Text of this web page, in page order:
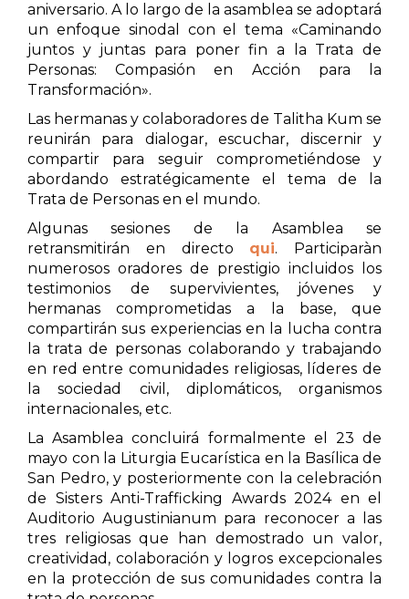
aniversario. A lo largo de la asamblea se adoptará
un enfoque sinodal con el tema «Caminando
juntos y juntas para poner fin a la Trata de
Personas: Compasión en Acción para la
Transformación».
Las hermanas y colaboradores de Talitha Kum se
reunirán para dialogar, escuchar, discernir y
compartir para seguir comprometiéndose y
abordando estratégicamente el tema de la
Trata de Personas en el mundo.
Algunas sesiones de la Asamblea se
retransmitirán en directo qui. Participaràn
numerosos oradores de prestigio incluidos los
testimonios de supervivientes, jóvenes y
hermanas comprometidas a la base, que
compartirán sus experiencias en la lucha contra
la trata de personas colaborando y trabajando
en red entre comunidades religiosas, líderes de
la sociedad civil, diplomáticos, organismos
internacionales, etc.
La Asamblea concluirá formalmente el 23 de
mayo con la Liturgia Eucarística en la Basílica de
San Pedro, y posteriormente con la celebración
de Sisters Anti-Trafficking Awards 2024 en el
Auditorio Augustinianum para reconocer a las
tres religiosas que han demostrado un valor,
creatividad, colaboración y logros excepcionales
en la protección de sus comunidades contra la